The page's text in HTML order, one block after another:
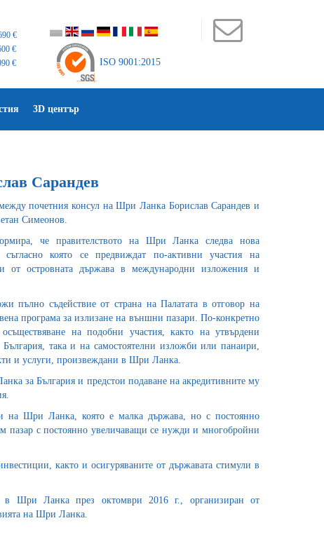
€
€
€ ISO 9001:2015
3D център
Сарандев
почетния консул на Шри Ланка Борислав Сарандев и
Симеонов.
че правителството на Шри Ланка следва нова
съгласно която се предвиждат по-активни участия на
от островната държава в международни изложения и
пълно съдействие от страна на Палатата в отговор на
програма за излизане на външни пазари. По-конкретно
на подобни участия, както на утвърдени
така и на самостоятелни изложби или панаири,
и услуги, произвеждани в Шри Ланка.
за България и предстои подаване на акредитивните му
на Шри Ланка, която е малка държава, но с постоянно
пазар с постоянно увеличаващи се нужди и многобройни
както и осигуряваните от държавата стимули в
в Шри Ланка през октомври 2016 г., организиран от
на Шри Ланка.